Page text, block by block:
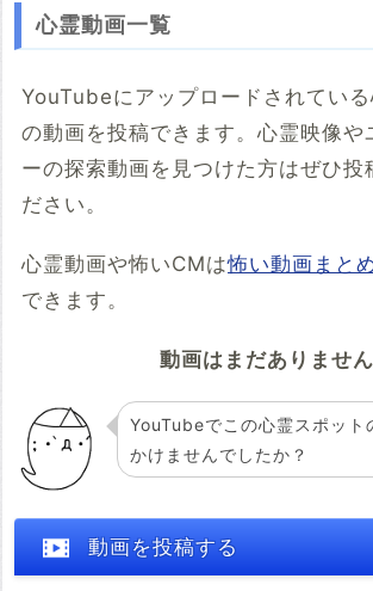
心霊動画一覧
YouTubeにアップロードされている
の動画を投稿できます。心霊映像や
ーの探索動画を見つけた方はぜひ投
ださい。
心霊動画や怖いCMは怖い動画まと
できます。
動画はまだありません
YouTubeでこの心霊スポット
かけませんでしたか？
動画を投稿する